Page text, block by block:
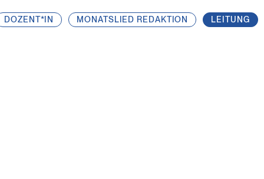
DOZENT*IN MONATSLIED REDAKTION LEITUNG